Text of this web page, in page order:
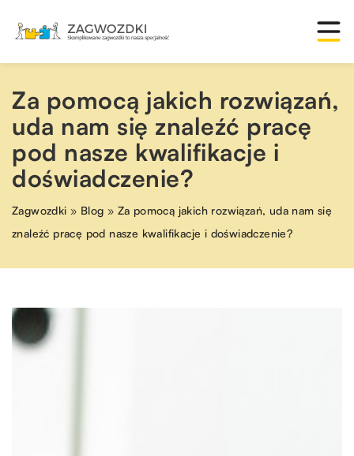
Za pomocą jakich rozwiązań,
uda nam się znaleźć pracę
pod nasze kwalifikacje i
doświadczenie?
Zagwozdki » Blog » Za pomocą jakich rozwiązań, uda nam się
znaleźć pracę pod nasze kwalifikacje i doświadczenie?